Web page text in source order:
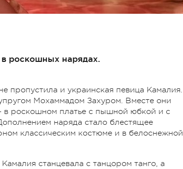
роскошных нарядах.
пропустила и украинская певица Камалия.
Мохаммадом Захуром. Вместе они
в роскошном платье с пышной юбкой и с
наряда стало блестящее
классическим костюме и в белоснежной
станцевала с танцором танго, а